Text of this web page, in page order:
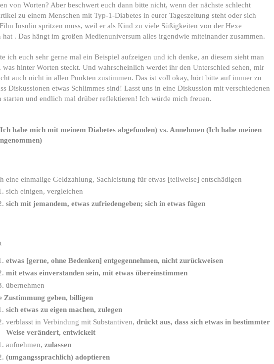
von Worten? Aber beschwert euch dann bitte nicht, wenn der nächste schlecht
zu einem Menschen mit Typ-1-Diabetes in eurer Tageszeitung steht oder sich
Insulin spritzen muss, weil er als Kind zu viele Süßigkeiten von der Hexe
hat . Das hängt im großen Medienuniversum alles irgendwie miteinander zusammen.
ich euch sehr gerne mal ein Beispiel aufzeigen und ich denke, an diesem sieht man
was hinter Worten steckt. Und wahrscheinlich werdet ihr den Unterschied sehen, mir
auch nicht in allen Punkten zustimmen. Das ist voll okay, hört bitte auf immer zu
Diskussionen etwas Schlimmes sind! Lasst uns in eine Diskussion mit verschiedenen
starten und endlich mal drüber reflektieren! Ich würde mich freuen.
habe mich mit meinem Diabetes abgefunden) vs. Annehmen (Ich habe meinen
eine einmalige Geldzahlung, Sachleistung für etwas [teilweise] entschädigen
sich einigen, vergleichen
sich mit jemandem, etwas zufriedengeben; sich in etwas fügen
etwas [gerne, ohne Bedenken] entgegennehmen, nicht zurückweisen
mit etwas einverstanden sein, mit etwas übereinstimmen
übernehmen
Zustimmung geben, billigen
sich etwas zu eigen machen, zulegen
verblasst in Verbindung mit Substantiven, drückt aus, dass sich etwas in bestimmter
Weise verändert, entwickelt
aufnehmen, zulassen
(umgangssprachlich) adoptieren